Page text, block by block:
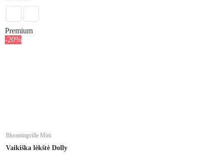
Premium
-20%
Bloomingville Mini
Vaikiška lėkštė Dolly